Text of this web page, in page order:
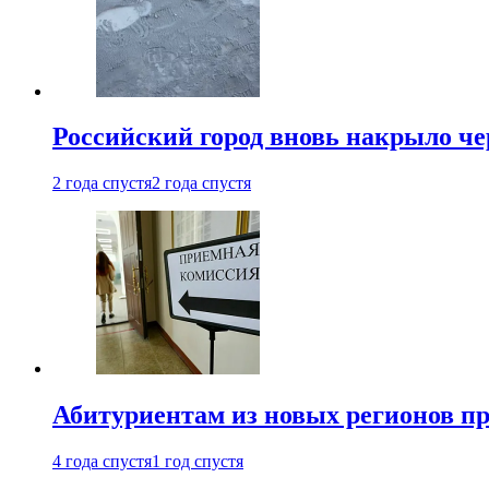
Российский город вновь накрыло
2 года спустя2 года спустя
Абитуриентам из новых регионов
4 года спустя1 год спустя